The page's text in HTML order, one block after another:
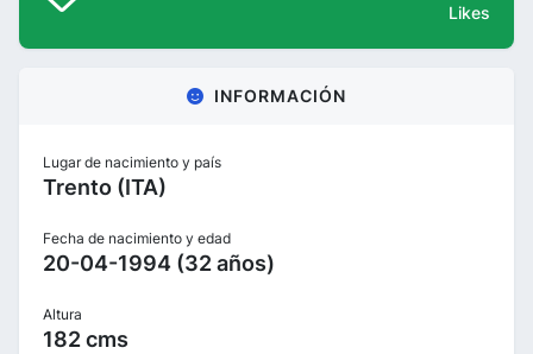
Likes
INFORMACIÓN
Lugar de nacimiento y país
Trento (ITA)
Fecha de nacimiento y edad
20-04-1994 (32 años)
Altura
182 cms